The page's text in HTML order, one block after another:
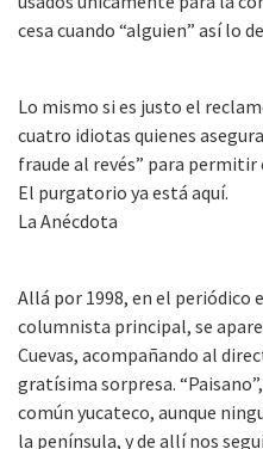
cesa cuando “alguien” así lo
Lo mismo si es justo el
cuatro idiotas quienes
fraude al revés” para permitir
El purgatorio ya está aquí.
La Anécdota
Allá por 1998, en el periódico
columnista principal, se
Cuevas, acompañando al
gratísima sorpresa.
común yucateco, aunque
la península, y de allí nos